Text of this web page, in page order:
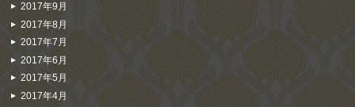
2017年9月
2017年8月
2017年7月
2017年6月
2017年5月
2017年4月